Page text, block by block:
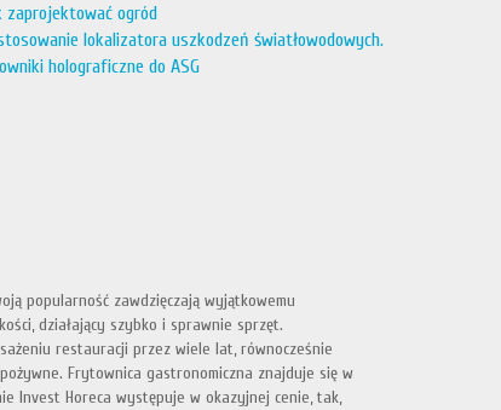
zaprojektować ogród
lokalizatora uszkodzeń światłowodowych.
holograficzne do ASG
popularność zawdzięczają wyjątkowemu
działający szybko i sprawnie sprzęt.
restauracji przez wiele lat, równocześnie
Frytownica gastronomiczna znajduje się w
Invest Horeca występuje w okazyjnej cenie, tak,